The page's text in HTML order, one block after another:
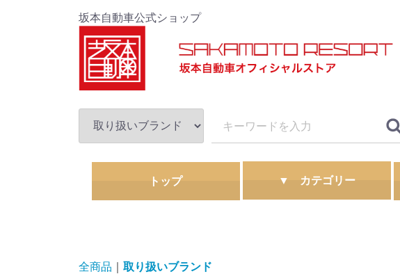
坂本自動車公式ショップ
トップ カテゴリー
全商品 取り扱いブランド